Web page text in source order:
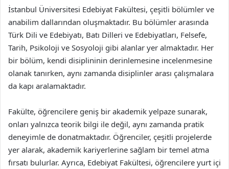
İstanbul Üniversitesi Edebiyat Fakültesi, çeşitli bölümler ve
anabilim dallarından oluşmaktadır. Bu bölümler arasında
Türk Dili ve Edebiyatı, Batı Dilleri ve Edebiyatları, Felsefe,
Tarih, Psikoloji ve Sosyoloji gibi alanlar yer almaktadır. Her
bir bölüm, kendi disiplininin derinlemesine incelenmesine
olanak tanırken, aynı zamanda disiplinler arası çalışmalara
da kapı aralamaktadır.
Fakülte, öğrencilere geniş bir akademik yelpaze sunarak,
onları yalnızca teorik bilgi ile değil, aynı zamanda pratik
deneyimle de donatmaktadır. Öğrenciler, çeşitli projelerde
yer alarak, akademik kariyerlerine sağlam bir temel atma
fırsatı bulurlar. Ayrıca, Edebiyat Fakültesi, öğrencilere yurt içi